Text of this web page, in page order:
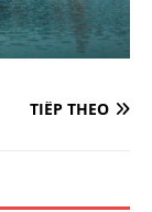
TIẾP THEO